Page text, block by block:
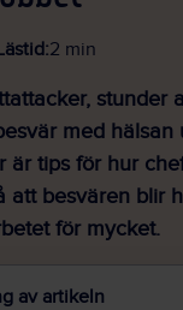
2 min
stunder
med hälsan
är tips för hur
att besvären blir
för mycket.
av artikeln